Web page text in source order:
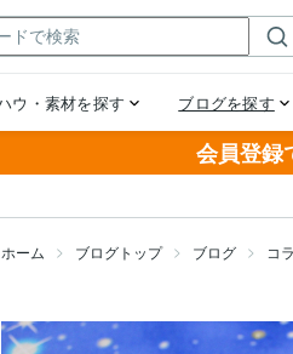
会員登録
ホーム ブログトップ ブログ コ